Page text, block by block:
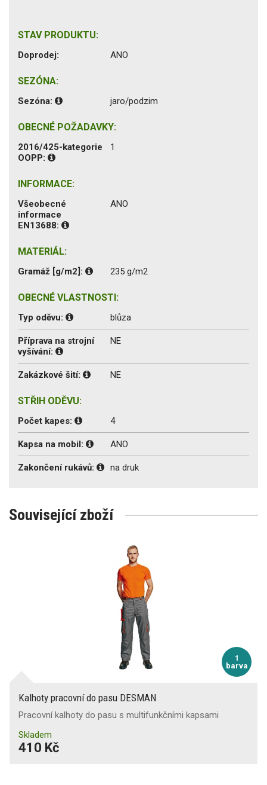
STAV PRODUKTU:
Doprodej: ANO
SEZÓNA:
Sezóna: jaro/podzim
OBECNÉ POŽADAVKY:
2016/425-kategorie
OOPP:
1
INFORMACE:
Všeobecné
informace
EN13688:
ANO
MATERIÁL:
Gramáž [g/m2]: 235 g/m2
OBECNÉ VLASTNOSTI:
Typ oděvu: blůza
Příprava na strojní
vyšívání:
NE
Zakázkové šití: NE
STŘIH ODĚVU:
Počet kapes: 4
Kapsa na mobil: ANO
Zakončení rukávů: na druk
Související zboží
1
barva
Kalhoty pracovní do pasu DESMAN
Pracovní kalhoty do pasu s multifunkčními kapsami
Skladem
410 Kč